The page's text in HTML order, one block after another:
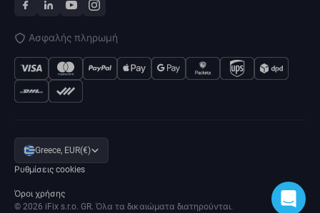
Ασφαλής πληρωμή
Greece, EUR(€)
Ρυθμίσεις cookies
Όροι χρήσης
© 2026 iFix s.r.o. GR. Όλα τα δικαιώματα διατηρούνται.